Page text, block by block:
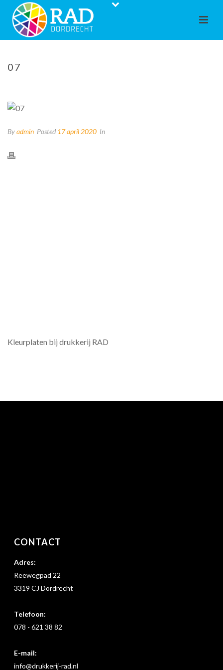
07
Byadmin Posted 17 april 2020 In
Kleurplaten bij drukkerij RAD
CONTACT
Adres:
Reewegpad 22
3319 CJ Dordrecht
Telefoon:
078 - 621 38 82
E-mail:
info@drukkerij-rad.nl